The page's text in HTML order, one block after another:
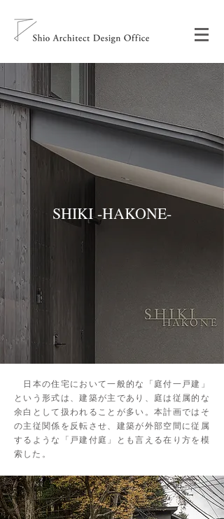
SHIKI -HAKONE-
日本の住宅において一般的な「庭付一戸建」
という形式は、建築が主であり、庭は従属的な
余白として扱われることが多い。本計画ではそ
の主従関係を反転させ、建築が外部空間に従属
するような「戸建付庭」とも言える在り方を模
索した。